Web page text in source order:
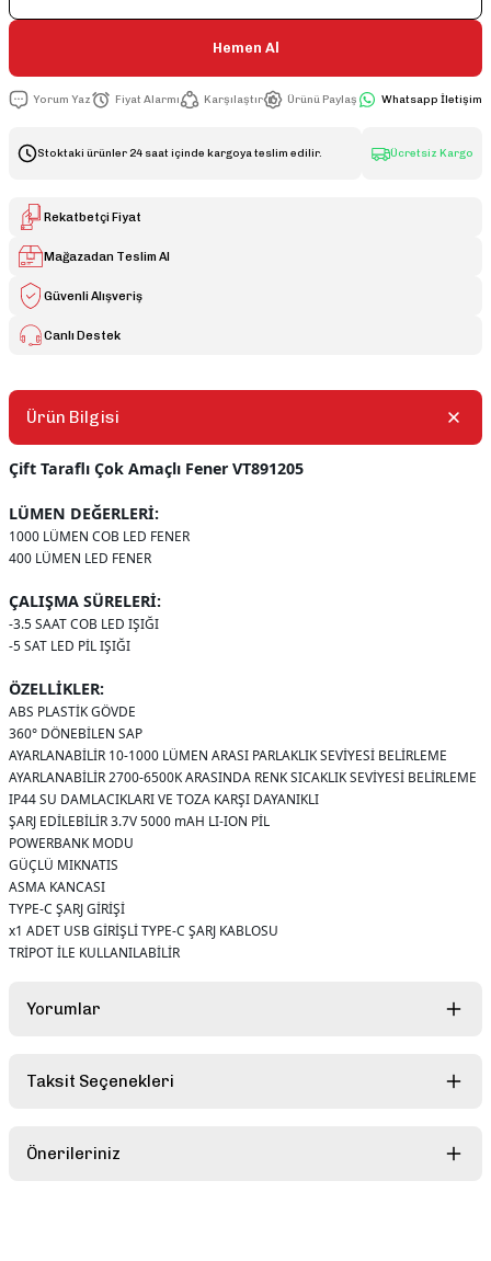
Hemen Al
Yorum Yaz Fiyat Alarmı Karşılaştır Ürünü Paylaş Whatsapp İletişim
Stoktaki ürünler 24 saat içinde kargoya teslim edilir. Ücretsiz Kargo
Rekatbetçi Fiyat
Mağazadan Teslim Al
Güvenli Alışveriş
Canlı Destek
Ürün Bilgisi
Çift Taraflı Çok Amaçlı Fener VT891205
LÜMEN DEĞERLERİ:
1000 LÜMEN COB LED FENER
400 LÜMEN LED FENER
ÇALIŞMA SÜRELERİ:
-3.5 SAAT COB LED IŞIĞI
-5 SAT LED PİL IŞIĞI
ÖZELLİKLER:
ABS PLASTİK GÖVDE
360° DÖNEBİLEN SAP
AYARLANABİLİR 10-1000 LÜMEN ARASI PARLAKLIK SEVİYESİ BELİRLEME
AYARLANABİLİR 2700-6500K ARASINDA RENK SICAKLIK SEVİYESİ BELİRLEME
IP44 SU DAMLACIKLARI VE TOZA KARŞI DAYANIKLI
ŞARJ EDİLEBİLİR 3.7V 5000 mAH LI-ION PİL
POWERBANK MODU
GÜÇLÜ MIKNATIS
ASMA KANCASI
TYPE-C ŞARJ GİRİŞİ
x1 ADET USB GİRİŞLİ TYPE-C ŞARJ KABLOSU
TRİPOT İLE KULLANILABİLİR
Yorumlar
Taksit Seçenekleri
Önerileriniz